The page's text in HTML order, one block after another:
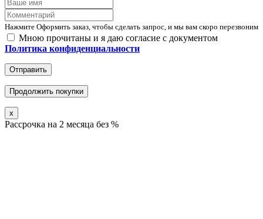
Нажмите Оформить заказ, чтобы сделать запрос, и мы вам скоро перезвоним
Мною прочитаны и я даю согласие с документом
Политика конфиденциальности
Отправить
Продолжить покупки
x
Рассрочка на 2 месяца без %